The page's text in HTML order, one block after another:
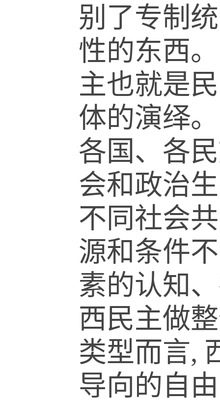
别了专制
性的东西
主也就是
体的演绎
各国、各
会和政治
不同社会
源和条件
素的认知
西民主做
类型而言,
导向的自